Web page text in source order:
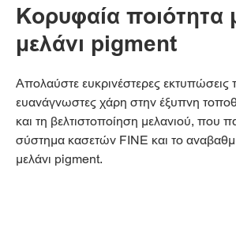
Κορυφαία ποιότητα
μελάνι pigment
Απολαύστε ευκρινέστερες εκτυπώσεις
ευανάγνωστες χάρη στην έξυπνη
και τη βελτιστοποίηση μελανιού, που
σύστημα κασετών FINE και το
μελάνι pigment.